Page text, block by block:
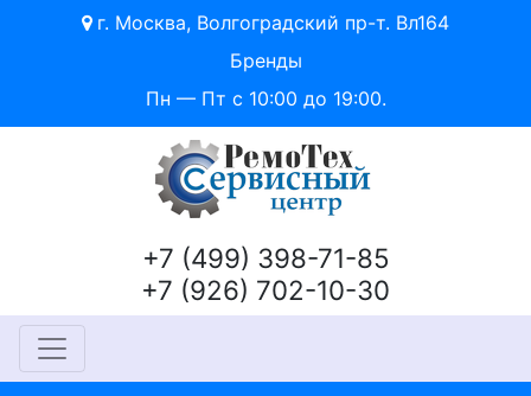
г. Москва, Волгоградский пр-т. Вл164
Бренды
Пн — Пт с 10:00 до 19:00.
+7 (499) 398-71-85
+7 (926) 702-10-30